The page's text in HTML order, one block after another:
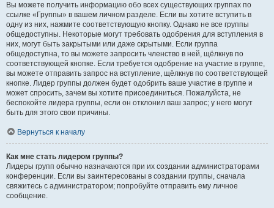
Вы можете получить информацию обо всех существующих группах по
ссылке «Группы» в вашем личном разделе. Если вы хотите вступить в
одну из них, нажмите соответствующую кнопку. Однако не все группы
общедоступны. Некоторые могут требовать одобрения для вступления в
них, могут быть закрытыми или даже скрытыми. Если группа
общедоступна, то вы можете запросить членство в ней, щёлкнув по
соответствующей кнопке. Если требуется одобрение на участие в группе,
вы можете отправить запрос на вступление, щёлкнув по соответствующей
кнопке. Лидер группы должен будет одобрить ваше участие в группе и
может спросить, зачем вы хотите присоединиться. Пожалуйста, не
беспокойте лидера группы, если он отклонил ваш запрос; у него могут
быть для этого свои причины.
Вернуться к началу
Как мне стать лидером группы?
Лидеры групп обычно назначаются при их создании администраторами
конференции. Если вы заинтересованы в создании группы, сначала
свяжитесь с администратором; попробуйте отправить ему личное
сообщение.